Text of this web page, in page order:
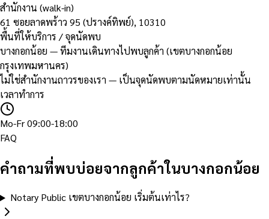
สำนักงาน (walk-in)
61 ซอยลาดพร้าว 95 (ปรางค์ทิพย์), 10310
พื้นที่ให้บริการ / จุดนัดพบ
บางกอกน้อย — ทีมงานเดินทางไปพบลูกค้า (เขตบางกอกน้อย
กรุงเทพมหานคร)
ไม่ใช่สำนักงานถาวรของเรา — เป็นจุดนัดพบตามนัดหมายเท่านั้น
เวลาทำการ
Mo-Fr 09:00-18:00
FAQ
คำถามที่พบบ่อยจากลูกค้าในบางกอกน้อย
Notary Public เขตบางกอกน้อย เริ่มต้นเท่าไร?